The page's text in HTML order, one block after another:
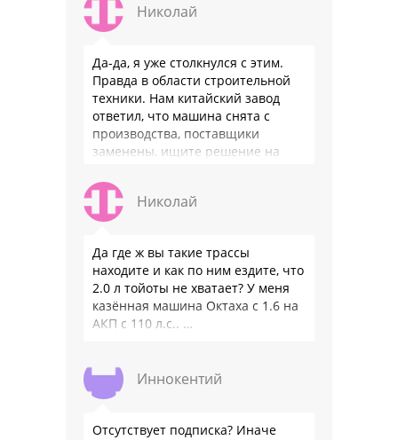
Николай
Да-да, я уже столкнулся с этим.
Правда в области строительной
техники. Нам китайский завод
ответил, что машина снята с
производства, поставщики
заменены, ищите решение на
официальном бланке …
Николай
Да где ж вы такие трассы
находите и как по ним ездите, что
2.0 л тойоты не хватает? У меня
казённая машина Октаха с 1.6 на
АКП с 110 л.с.. …
Иннокентий
Отсутствует подписка? Иначе